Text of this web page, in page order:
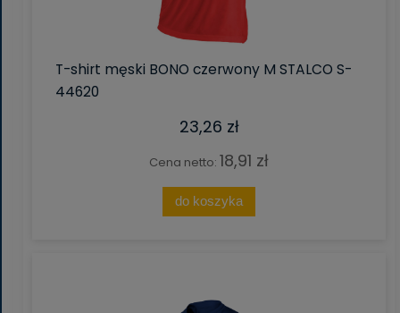
T-shirt męski BONO czerwony M STALCO S-
44620
23,26 zł
Cena netto: 18,91 zł
do koszyka